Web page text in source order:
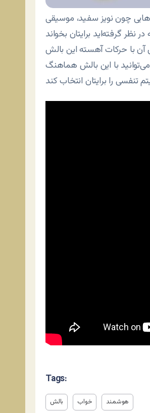
چون نویز سفید، موسیقی
آن با حرکات آهسته این بالش
با این بالش هماهنگ
Tags:
بالش خواب هوشمند